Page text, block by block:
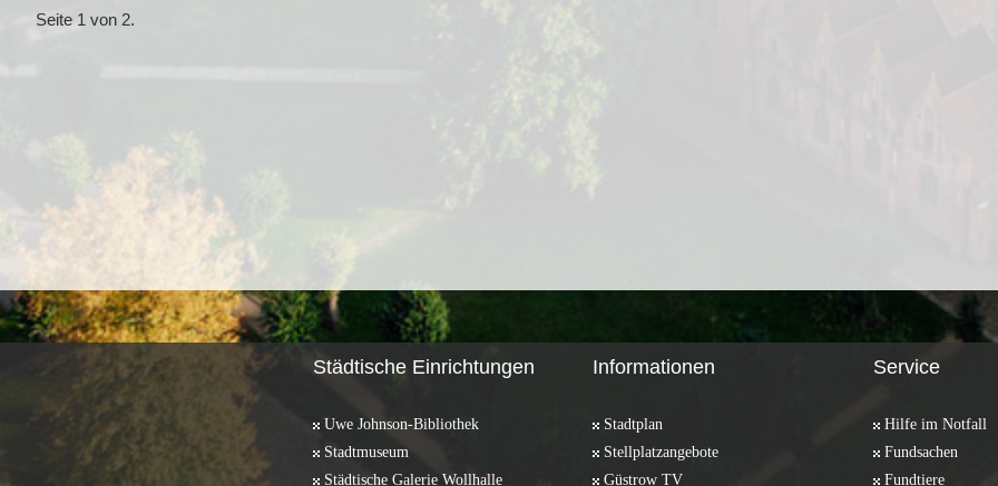
Seite 1 von 2.
Städtische Einrichtungen
Uwe Johnson-Bibliothek
Stadtmuseum
Städtische Galerie Wollhalle
Informationen
Stadtplan
Stellplatzangebote
Güstrow TV
Service
Hilfe im Notfall
Fundsachen
Fundtiere